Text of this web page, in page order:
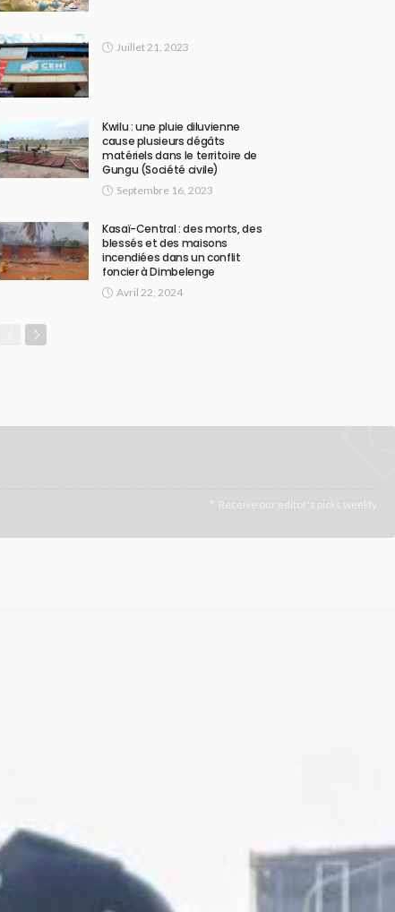
Juillet 21, 2023
Kwilu : une pluie diluvienne
cause plusieurs dégâts
matériels dans le territoire de
Gungu (Société civile)
Septembre 16, 2023
Kasaï-Central : des morts, des
blessés et des maisons
incendiées dans un conflit
foncier à Dimbelenge
Avril 22, 2024
Receive our editor's picks weekly